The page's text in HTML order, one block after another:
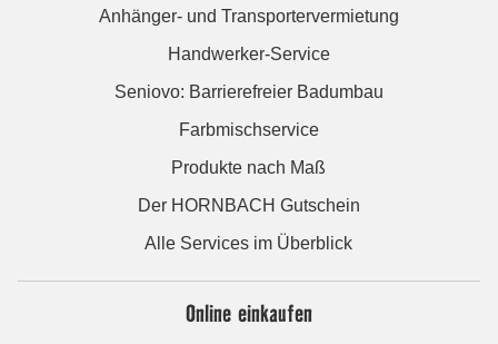
Anhänger- und Transportervermietung
Handwerker-Service
Seniovo: Barrierefreier Badumbau
Farbmischservice
Produkte nach Maß
Der HORNBACH Gutschein
Alle Services im Überblick
Online einkaufen